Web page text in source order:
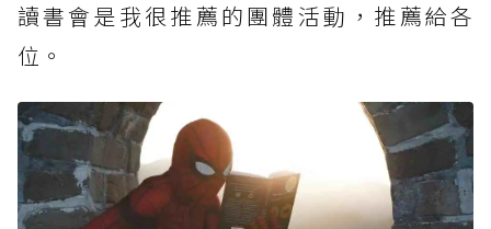
讀書會是我很推薦的團體活動，推薦給各
位。